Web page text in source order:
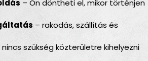
– Ön döntheti el, mikor történjen
– rakodás, szállítás és
nincs szükség közterületre kihelyezni